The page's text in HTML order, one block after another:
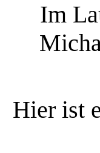
Im
Hier ist